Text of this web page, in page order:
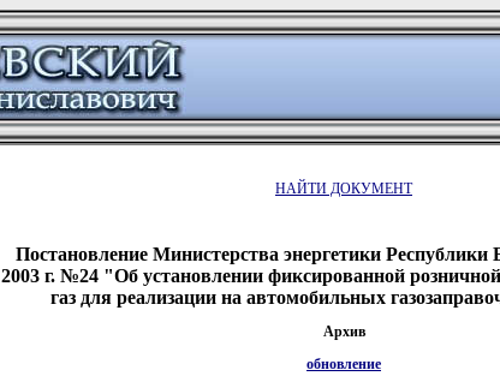
НАЙТИ ДОКУМЕНТ
Постановление Министерства энергетики Республики
2003 г. №24 "Об установлении фиксированной
газ для реализации на автомобильных
Архив
обновление